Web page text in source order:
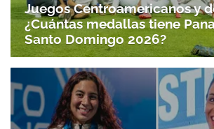
Juegos Centroamericanos y
¿Cuántas medallas tiene
Santo Domingo 2026?